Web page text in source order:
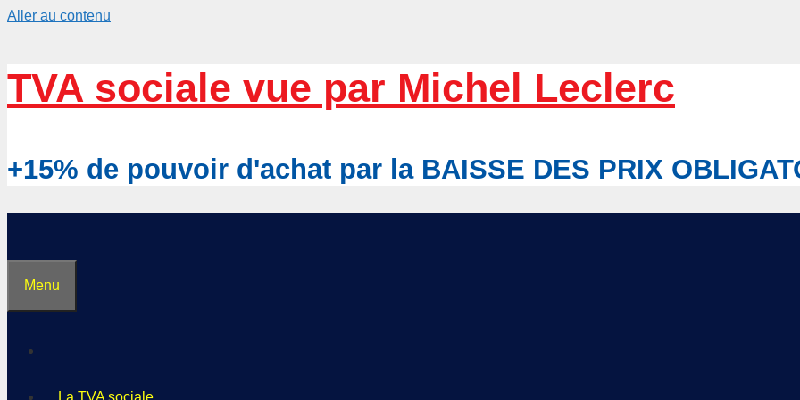
Aller au contenu
TVA sociale vue par Michel Leclerc
+15% de pouvoir d'achat par la BAISSE DES PRIX
Menu
La TVA sociale